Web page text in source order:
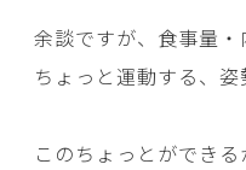
余談ですが、食事量・
ちょっと運動する、
このちょっとができ